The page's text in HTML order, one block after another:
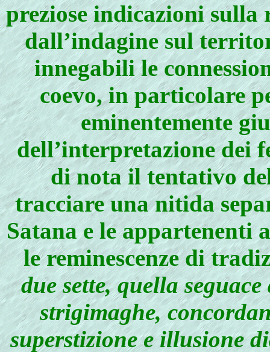
preziose indicazioni sulla
dall’indagine sul
innegabili le
coevo, in particolare
eminentemente
dell’interpretazione dei
di nota il tentativo
tracciare una nitida
Satana e le appartenenti
le reminescenze di
due sette, quella
strigimaghe,
superstizione e illusione